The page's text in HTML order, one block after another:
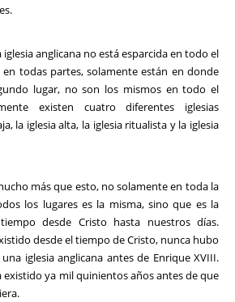
iglesia anglicana no está esparcida en todo el
todas partes, solamente están en donde
lugar, no son los mismos en todo el
existen cuatro diferentes iglesias
la iglesia alta, la iglesia ritualista y la iglesia
más que esto, no solamente en toda la
los lugares es la misma, sino que es la
desde Cristo hasta nuestros días.
desde el tiempo de Cristo, nunca hubo
iglesia anglicana antes de Enrique XVIII.
existido ya mil quinientos años antes de que